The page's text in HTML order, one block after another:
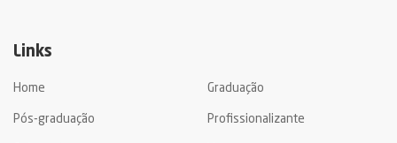
Links
Home Graduação
Pós-graduação Profissionalizante